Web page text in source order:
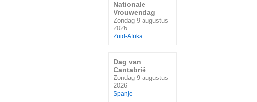
Nationale
Vrouwendag
Zondag 9 augustus
2026
Zuid-Afrika
Dag van
Cantabrië
Zondag 9 augustus
2026
Spanje